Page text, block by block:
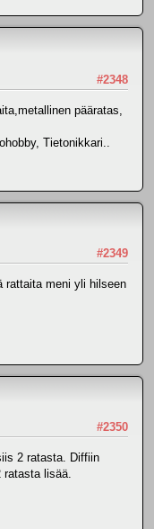
#2348
pääratas,
Tietonikkari..
#2349
rattaita meni yli hilseen
#2350
2 ratasta. Diffiin
lisää.